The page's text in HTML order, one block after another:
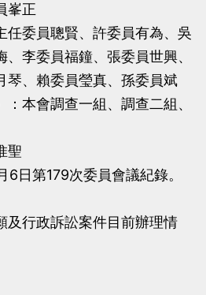
不
當
黨
產
委
會
不
當
黨
產
委
會
峯正
任委員聰賢、許委員有為、吳
李委員福鐘、張委員世興、
琴、賴委員瑩真、孫委員斌
本會調查一組、調查二組、
聖
6日第179次委員會議紀錄。
及行政訴訟案件目前辦理情